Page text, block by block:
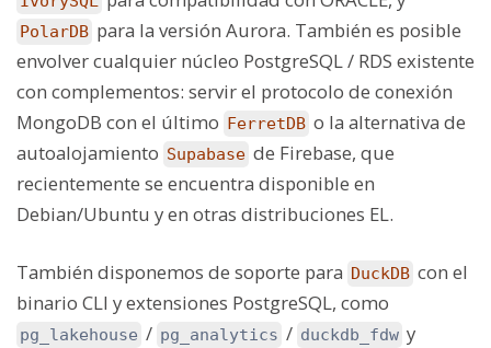
PolarDB para la versión Aurora. También es posible
envolver cualquier núcleo PostgreSQL / RDS existente
con complementos: servir el protocolo de conexión
MongoDB con el último FerretDB o la alternativa de
autoalojamiento Supabase de Firebase, que
recientemente se encuentra disponible en
Debian/Ubuntu y en otras distribuciones EL.
También disponemos de soporte para DuckDB con el
binario CLI y extensiones PostgreSQL, como
pg_lakehouse / pg_analytics / duckdb_fdw y